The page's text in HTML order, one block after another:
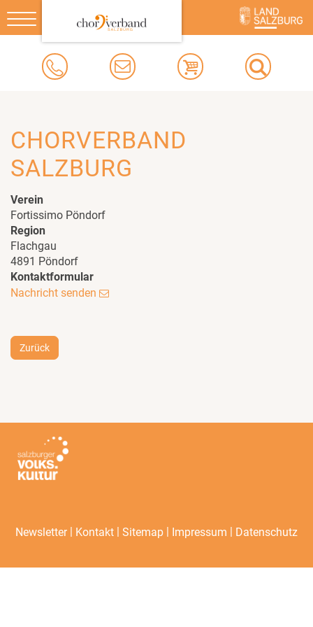
Toggle
navigation
CHORVERBAND
SALZBURG
Verein
Fortissimo Pöndorf
Region
Flachgau
4891 Pöndorf
Kontaktformular
Nachricht senden
Zurück
Newsletter | Kontakt | Sitemap | Impressum | Datenschutz